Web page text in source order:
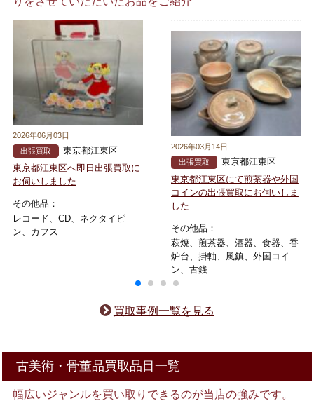
2026年06月03日
出張買取
東京都江東区
東京都江東区へ即日出張買取に
お伺いしました
その他品：
レコード、CD、ネクタイピ
ン、カフス
2026年03月14日
出張買取
東京都江東区
東京都江東区にて煎茶器や外国
コインの出張買取にお伺いしま
した
その他品：
萩焼、煎茶器、酒器、食器、香
炉台、掛軸、風鎮、外国コイ
ン、古銭
買取事例一覧を見る
古美術・骨董品買取品目一覧
幅広いジャンルを買い取りできるのが当店の強みです。